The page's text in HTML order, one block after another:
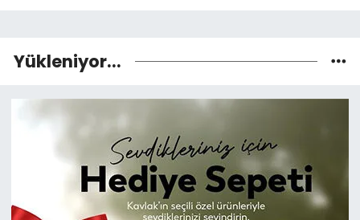
Yükleniyor...